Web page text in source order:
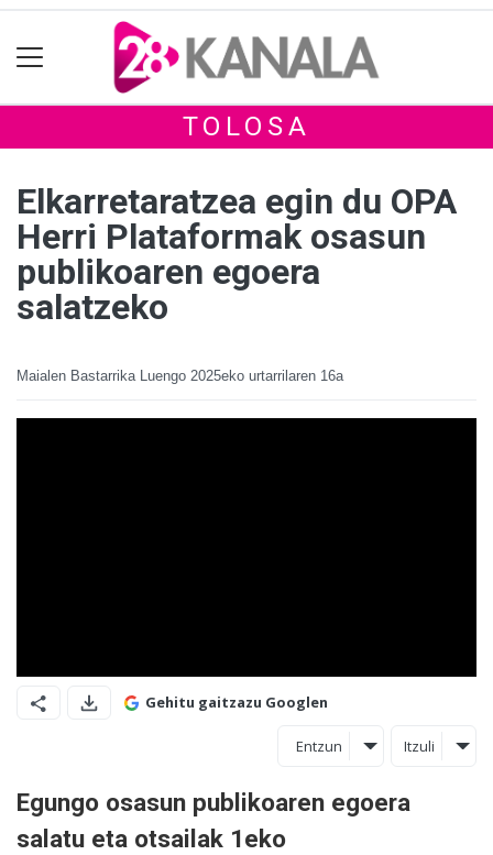
TOLOSA
Elkarretaratzea egin du OPA
Herri Plataformak osasun
publikoaren egoera
salatzeko
Maialen Bastarrika Luengo 2025eko urtarrilaren 16a
Gehitu gaitzazu Googlen
Entzun Itzuli
Egungo osasun publikoaren egoera
salatu eta otsailak 1eko